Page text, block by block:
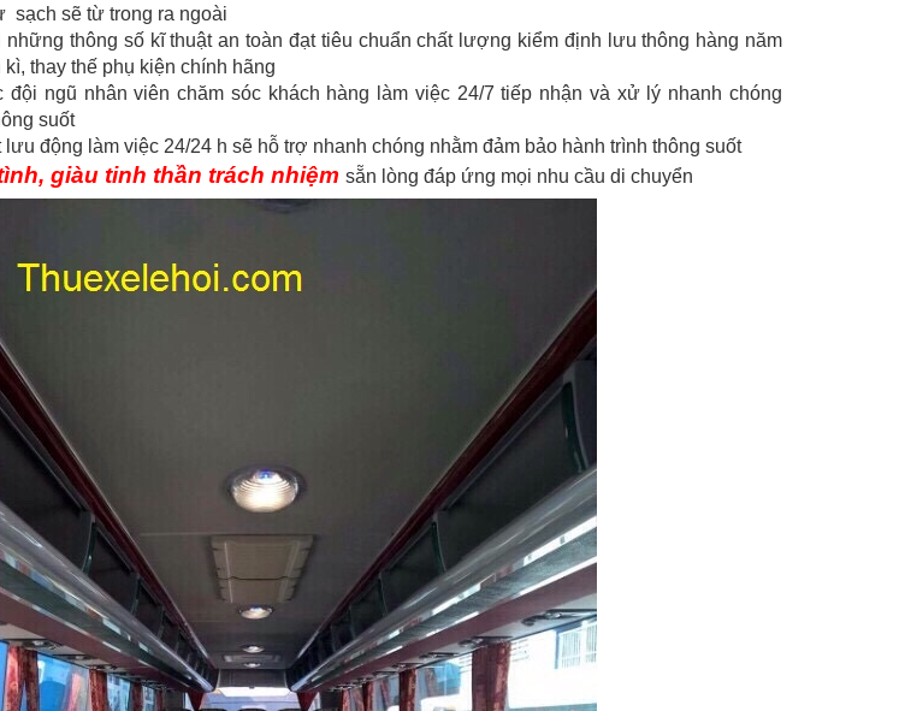
sạch sẽ từ trong ra ngoài
thông số kĩ thuật an toàn đạt tiêu chuẩn chất lượng kiểm định lưu thông hàng năm
thay thế phụ kiện chính hãng
ngũ nhân viên chăm sóc khách hàng làm việc 24/7 tiếp nhận và xử lý nhanh chóng
suốt
động làm việc 24/24 h sẽ hỗ trợ nhanh chóng nhằm đảm bảo hành trình thông suốt
giàu tinh thần trách nhiệm sẵn lòng đáp ứng mọi nhu cầu di chuyển